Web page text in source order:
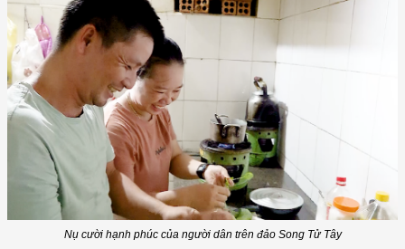
Nụ cười hạnh phúc của người dân trên đảo Song Tử Tây